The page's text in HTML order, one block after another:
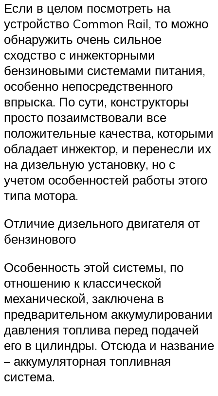
Меню
Если в целом посмотреть на
устройство Common Rail, то можно
обнаружить очень сильное
сходство с инжекторными
бензиновыми системами питания,
особенно непосредственного
впрыска. По сути, конструкторы
просто позаимствовали все
положительные качества, которыми
обладает инжектор, и перенесли их
на дизельную установку, но с
учетом особенностей работы этого
типа мотора.
Отличие дизельного двигателя от
бензинового
Особенность этой системы, по
отношению к классической
механической, заключена в
предварительном аккумулировании
давления топлива перед подачей
его в цилиндры. Отсюда и название
– аккумуляторная топливная
система.